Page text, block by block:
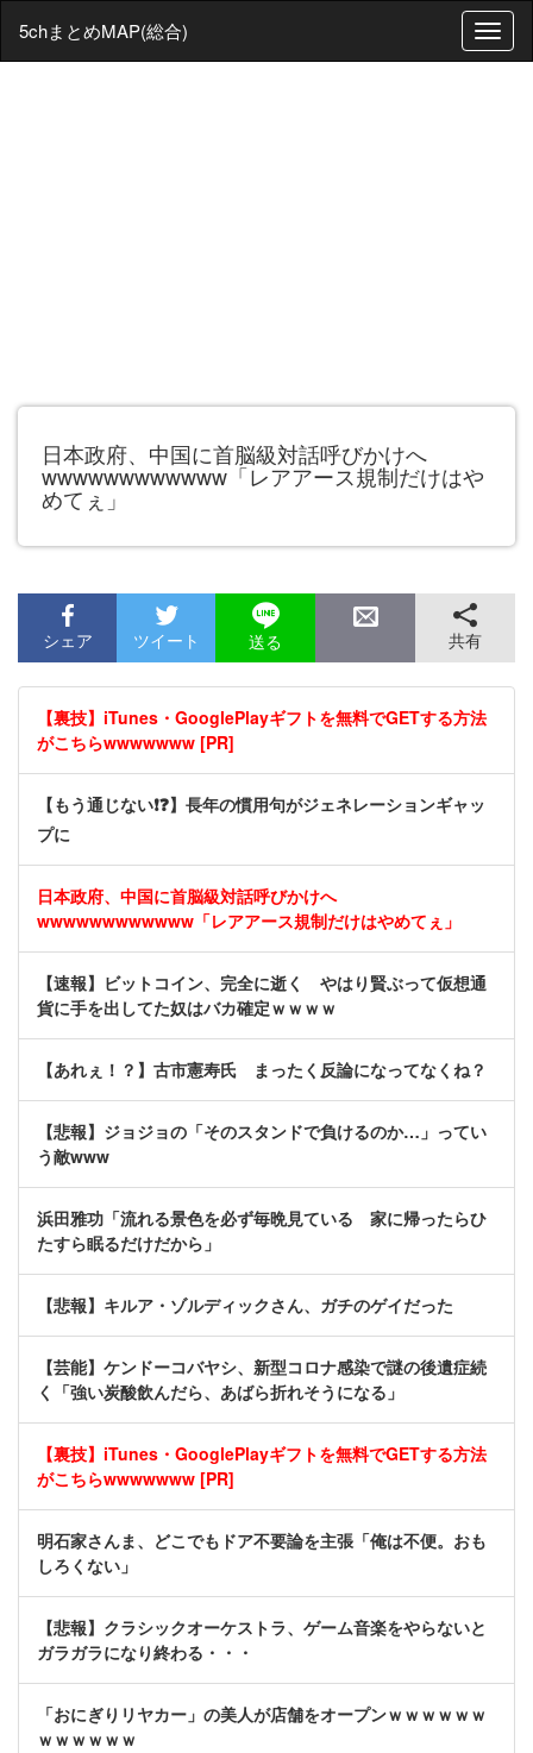
T
o
5chまとめMAP(総合)
日本政府、中国に首脳級対話呼びかけへ
wwwwwwwwwwww「レアアース規制だけはや
めてぇ」
シェア ツイート 送る 共有
【裏技】iTunes・GooglePlayギフトを無料でGETする方法
がこちらwwwwwww [PR]
【もう通じない❗❓】長年の慣用句がジェネレーションギャッ
プに
日本政府、中国に首脳級対話呼びかけへ
wwwwwwwwwwww「レアアース規制だけはやめてぇ」
【速報】ビットコイン、完全に逝く やはり賢ぶって仮想通
貨に手を出してた奴はバカ確定ｗｗｗｗ
【あれぇ！？】古市憲寿氏 まったく反論になってなくね？
【悲報】ジョジョの「そのスタンドで負けるのか…」ってい
う敵www
浜田雅功「流れる景色を必ず毎晩見ている 家に帰ったらひ
たすら眠るだけだから」
【悲報】キルア・ゾルディックさん、ガチのゲイだった
【芸能】ケンドーコバヤシ、新型コロナ感染で謎の後遺症続
く「強い炭酸飲んだら、あばら折れそうになる」
【裏技】iTunes・GooglePlayギフトを無料でGETする方法
がこちらwwwwwww [PR]
明石家さんま、どこでもドア不要論を主張「俺は不便。おも
しろくない」
【悲報】クラシックオーケストラ、ゲーム音楽をやらないと
ガラガラになり終わる・・・
「おにぎりリヤカー」の美人が店舗をオープンｗｗｗｗｗｗ
ｗｗｗｗｗｗ